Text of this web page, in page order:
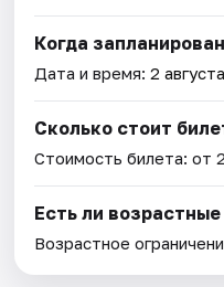
Когда
Дата и время:2
Сколько стоит
Стоимость билета: от
Есть ли
Возрастное